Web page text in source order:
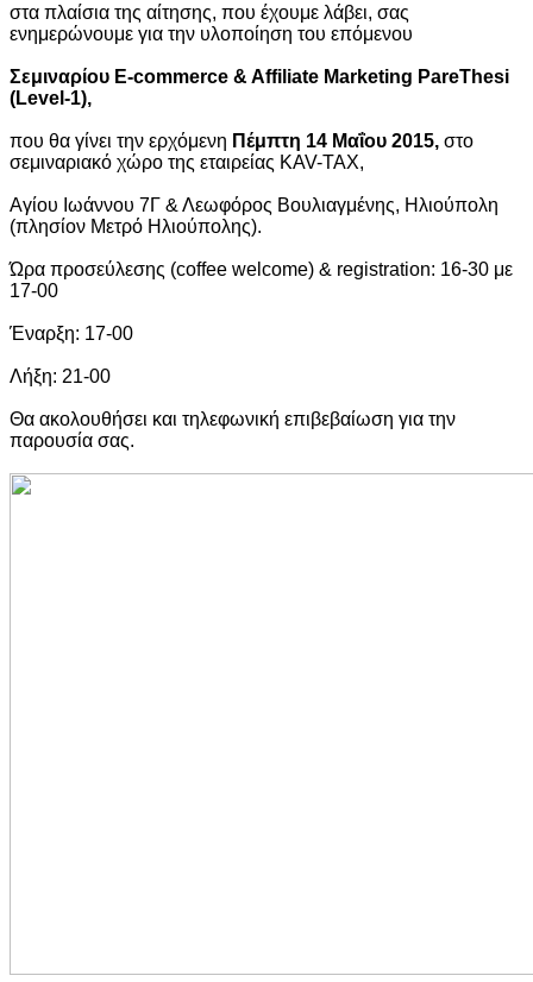
στα πλαίσια της αίτησης, που έχουμε λάβει, σας
ενημερώνουμε για την υλοποίηση του επόμενου
Σεμιναρίου E-commerce & Affiliate Marketing PareThesi
(Level-1),
που θα γίνει την ερχόμενη Πέμπτη 14 Μαΐου 2015, στο
σεμιναριακό χώρο της εταιρείας KAV-TAX,
Αγίου Ιωάννου 7Γ & Λεωφόρος Βουλιαγμένης, Ηλιούπολη
(πλησίον Μετρό Ηλιούπολης).
Ώρα προσεύλεσης (coffee welcome) & registration: 16-30 με
17-00
Έναρξη: 17-00
Λήξη: 21-00
Θα ακολουθήσει και τηλεφωνική επιβεβαίωση για την
παρουσία σας.